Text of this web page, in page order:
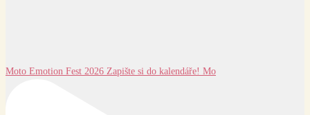
Moto Emotion Fest 2026 Zapište si do kalendáře! Mo